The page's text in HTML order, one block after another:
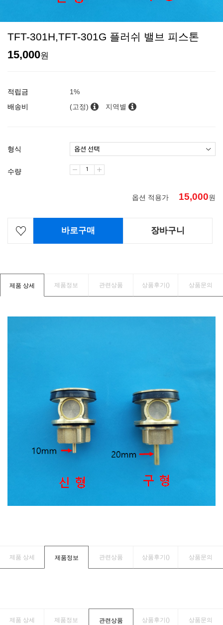
TFT-301H,TFT-301G 플러쉬 밸브 피스톤
15,000원
적립금
1%
배송비
(고정) 지역별
형식
수량
옵션 적용가 15,000원
바로구매 장바구니
제품 상세 제품정보 관련상품 상품후기() 상품문의
제품 상세 제품정보 관련상품 상품후기() 상품문의
제품 상세 제품정보 관련상품 상품후기() 상품문의